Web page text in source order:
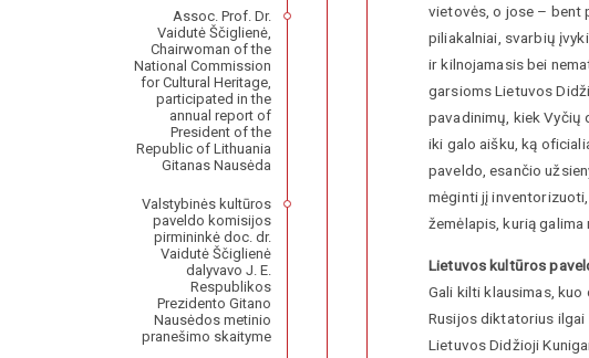
vietovės, o jose – bent
piliakalniai, svarbių
ir kilnojamasis bei
garsioms Lietuvos
pavadinimų, kiek Vyčių
iki galo aišku, ką
paveldo, esančio
mėginti jį
žemėlapis, kurią
Lietuvos kultūros
Gali kilti klausimas,
Rusijos diktatorius
Lietuvos Didžioji
Assoc. Prof. Dr.
Vaidutė Ščiglienė,
Chairwoman of the
National Commission
for Cultural Heritage,
participated in the
annual report of
President of the
Republic of Lithuania
Gitanas Nausėda
Valstybinės kultūros
paveldo komisijos
pirmininkė doc. dr.
Vaidutė Ščiglienė
dalyvavo J. E.
Respublikos
Prezidento Gitano
Nausėdos metinio
pranešimo skaityme